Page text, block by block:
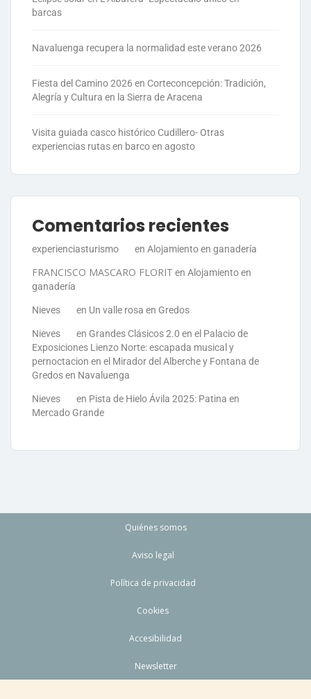
barcas
Navaluenga recupera la normalidad este verano 2026
Fiesta del Camino 2026 en Corteconcepción: Tradición,
Alegría y Cultura en la Sierra de Aracena
Visita guiada casco histórico Cudillero- Otras
experiencias rutas en barco en agosto
Comentarios recientes
experienciasturismo en Alojamiento en ganadería
FRANCISCO MASCARO FLORIT en Alojamiento en
ganadería
Nieves en Un valle rosa en Gredos
Nieves en Grandes Clásicos 2.0 en el Palacio de
Exposiciones Lienzo Norte: escapada musical y
pernoctacion en el Mirador del Alberche y Fontana de
Gredos en Navaluenga
Nieves en Pista de Hielo Ávila 2025: Patina en
Mercado Grande
Quiénes somos
Aviso legal
Política de privacidad
Cookies
Accesibilidad
Newsletter